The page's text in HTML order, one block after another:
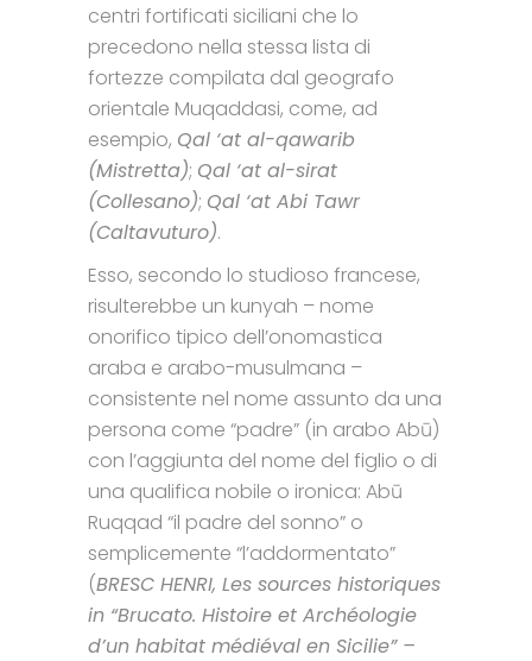
centri fortificati siciliani che lo
precedono nella stessa lista di
fortezze compilata dal geografo
orientale Muqaddasi, come, ad
esempio, Qal ‘at al-qawarib
(Mistretta); Qal ‘at al-sirat
(Collesano); Qal ‘at Abi Tawr
(Caltavuturo).
Esso, secondo lo studioso francese,
risulterebbe un kunyah – nome
onorifico tipico dell’onomastica
araba e arabo-musulmana –
consistente nel nome assunto da una
persona come “padre” (in arabo Abū)
con l’aggiunta del nome del figlio o di
una qualifica nobile o ironica: Abū
Ruqqad “il padre del sonno” o
semplicemente “l’addormentato”
(BRESC HENRI, Les sources historiques
in “Brucato. Histoire et Archéologie
d’un habitat médiéval en Sicilie” –